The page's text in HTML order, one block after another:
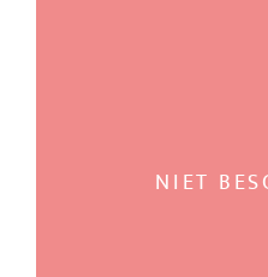
NIET